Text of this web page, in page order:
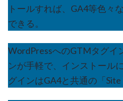
トールすれば、GA4等色々
できる。
WordPressへのGTMタグイ
ンが手軽で、インストール
グインはGA4と共通の「Site